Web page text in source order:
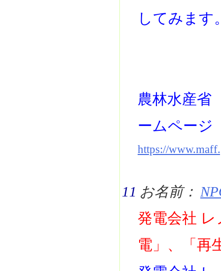
してみます
農林水産省
ームページ
https://
11 お名前：
発電会社
電」、「再